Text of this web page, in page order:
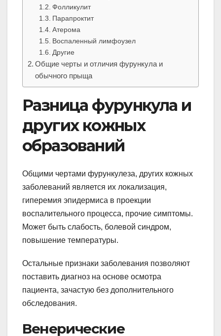
Фолликулит
Парапроктит
Атерома
Воспаленный лимфоузел
Другие
Общие черты и отличия фурункула и
обычного прыща
Разница фурункула и
других кожных
образований
Общими чертами фурункулеза, других кожных
заболеваний является их локализация,
гиперемия эпидермиса в проекции
воспалительного процесса, прочие симптомы.
Может быть слабость, болевой синдром,
повышение температуры.
Остальные признаки заболевания позволяют
поставить диагноз на основе осмотра
пациента, зачастую без дополнительного
обследования.
Венерические